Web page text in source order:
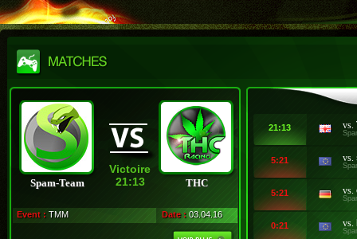
Spam-Team
Victoire
21:13
THC
Event : TMM Date : 03.04.16
21:13 vs.
5:21 vs.
5:21 vs.
0:21 vs.